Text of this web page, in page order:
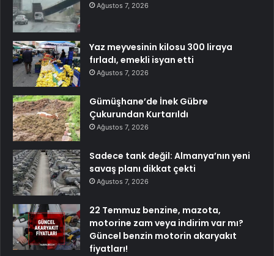
Ağustos 7, 2026
Yaz meyvesinin kilosu 300 liraya
fırladı, emekli isyan etti
Ağustos 7, 2026
Gümüşhane’de İnek Gübre
Çukurundan Kurtarıldı
Ağustos 7, 2026
Sadece tank değil: Almanya’nın yeni
savaş planı dikkat çekti
Ağustos 7, 2026
22 Temmuz benzine, mazota,
motorine zam veya indirim var mı?
Güncel benzin motorin akaryakıt
fiyatları!